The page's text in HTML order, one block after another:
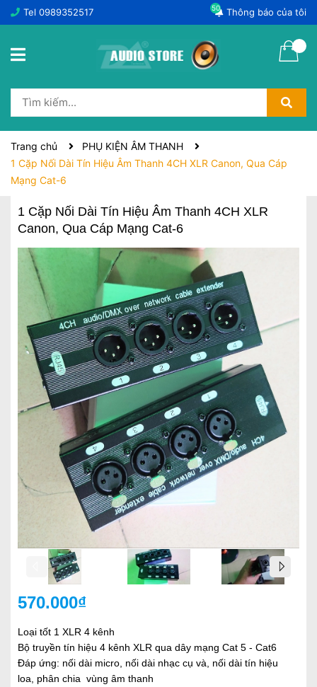
Tel 0989352517 Thông báo của tôi
50
Trang chủ
PHỤ KIỆN ÂM THANH
1 Cặp Nối Dài Tín Hiệu Âm Thanh 4CH XLR Canon, Qua Cáp
Mạng Cat-6
1 Cặp Nối Dài Tín Hiệu Âm Thanh 4CH XLR
Canon, Qua Cáp Mạng Cat-6
570.000₫
Loại tốt 1 XLR 4 kênh
Bộ truyền tín hiệu 4 kênh XLR qua dây mạng Cat 5 - Cat6
Đáp ứng: nối dài micro, nối dài nhạc cụ và, nối dài tín hiệu
loa, phân chia vùng âm thanh